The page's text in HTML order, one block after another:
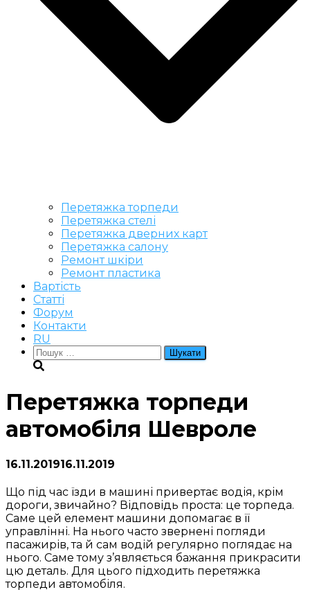
Перетяжка торпеди
Перетяжка стелі
Перетяжка дверних карт
Перетяжка салону
Ремонт шкіри
Ремонт пластика
Вартість
Статті
Форум
Контакти
RU
Пошук:
Перетяжка торпеди
автомобіля Шевроле
16.11.201916.11.2019
Що під час їзди в машині привертає водія, крім
дороги, звичайно? Відповідь проста: це торпеда.
Саме цей елемент машини допомагає в її
управлінні. На нього часто звернені погляди
пасажирів, та й сам водій регулярно поглядає на
нього. Саме тому з’являється бажання прикрасити
цю деталь. Для цього підходить перетяжка
торпеди автомобіля.